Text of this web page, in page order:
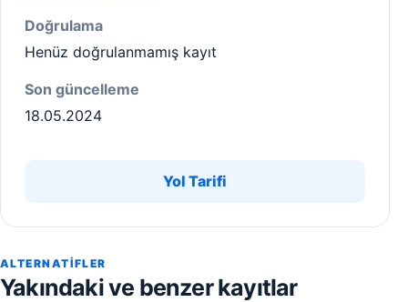
Doğrulama
Henüz doğrulanmamış kayıt
Son güncelleme
18.05.2024
Yol Tarifi
ALTERNATIFLER
Yakındaki ve benzer kayıtlar